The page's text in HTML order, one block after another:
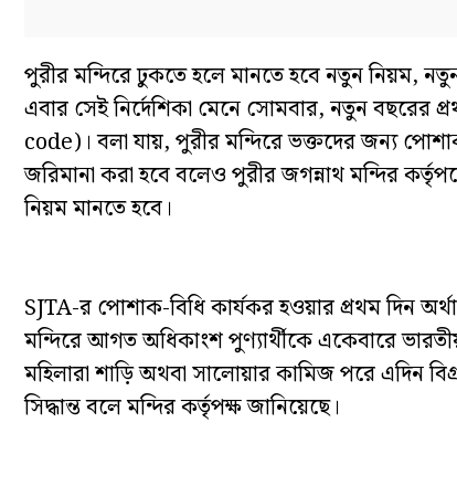
পুরীর মন্দিরে ঢুকতে হলে মানতে হবে নতুন নিয়ম,
এবার সেই নির্দেশিকা মেনে সোমবার, নতুন বছরের
code)। বলা যায়, পুরীর মন্দিরে ভক্তদের জন্য
জরিমানা করা হবে বলেও পুরীর জগন্নাথ মন্দির
নিয়ম মানতে হবে।
SJTA-র পোশাক-বিধি কার্যকর হওয়ার প্রথম দিন
মন্দিরে আগত অধিকাংশ পুণ্যার্থীকে একেবারে
মহিলারা শাড়ি অথবা সালোয়ার কামিজ পরে এদিন
সিদ্ধান্ত বলে মন্দির কর্তৃপক্ষ জানিয়েছে।